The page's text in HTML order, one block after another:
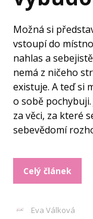
Možná si
vstoupí do
nahlas a
nemá z ničeho
existuje. A teď si
o sobě pochybuji.
za věci, za které
sebevědomí
Celý článek
Eva Válková